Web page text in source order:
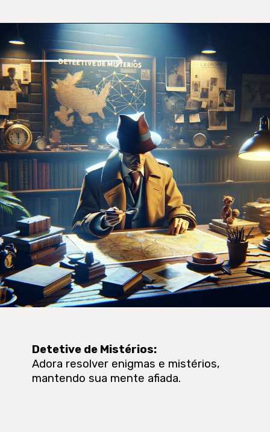
Detetive de Mistérios:
Adora resolver enigmas e mistérios,
mantendo sua mente afiada.